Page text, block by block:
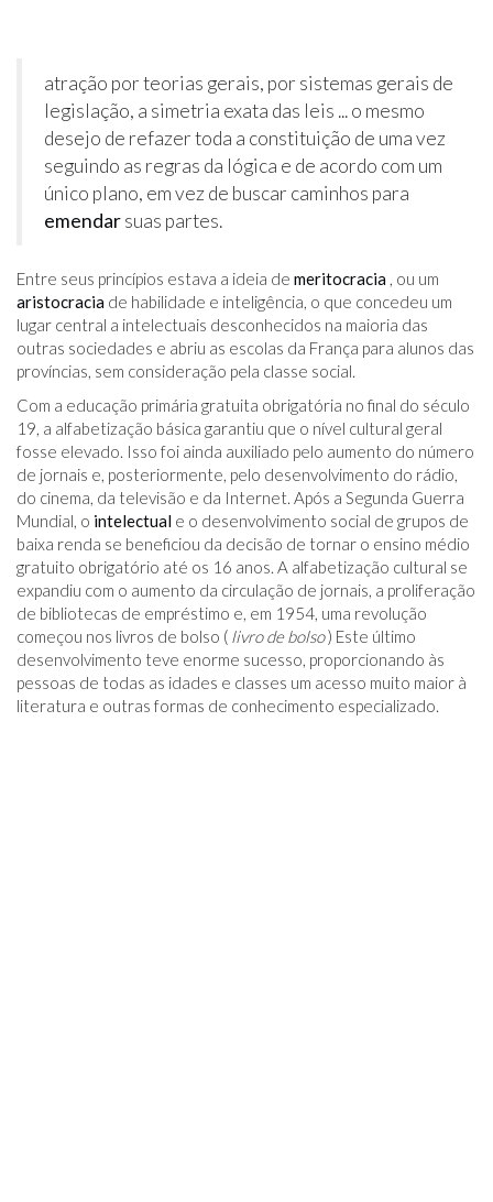
atração por teorias gerais, por sistemas gerais de
legislação, a simetria exata das leis ... o mesmo
desejo de refazer toda a constituição de uma vez
seguindo as regras da lógica e de acordo com um
único plano, em vez de buscar caminhos para
emendarsuas partes.
Entre seus princípios estava a ideia de meritocracia , ou um
aristocracia de habilidade e inteligência, o que concedeu um
lugar central a intelectuais desconhecidos na maioria das
outras sociedades e abriu as escolas da França para alunos das
províncias, sem consideração pela classe social.
Com a educação primária gratuita obrigatória no final do século
19, a alfabetização básica garantiu que o nível cultural geral
fosse elevado. Isso foi ainda auxiliado pelo aumento do número
de jornais e, posteriormente, pelo desenvolvimento do rádio,
do cinema, da televisão e da Internet. Após a Segunda Guerra
Mundial, o intelectual e o desenvolvimento social de grupos de
baixa renda se beneficiou da decisão de tornar o ensino médio
gratuito obrigatório até os 16 anos. A alfabetização cultural se
expandiu com o aumento da circulação de jornais, a proliferação
de bibliotecas de empréstimo e, em 1954, uma revolução
começou nos livros de bolso ( livro de bolso) Este último
desenvolvimento teve enorme sucesso, proporcionando às
pessoas de todas as idades e classes um acesso muito maior à
literatura e outras formas de conhecimento especializado.